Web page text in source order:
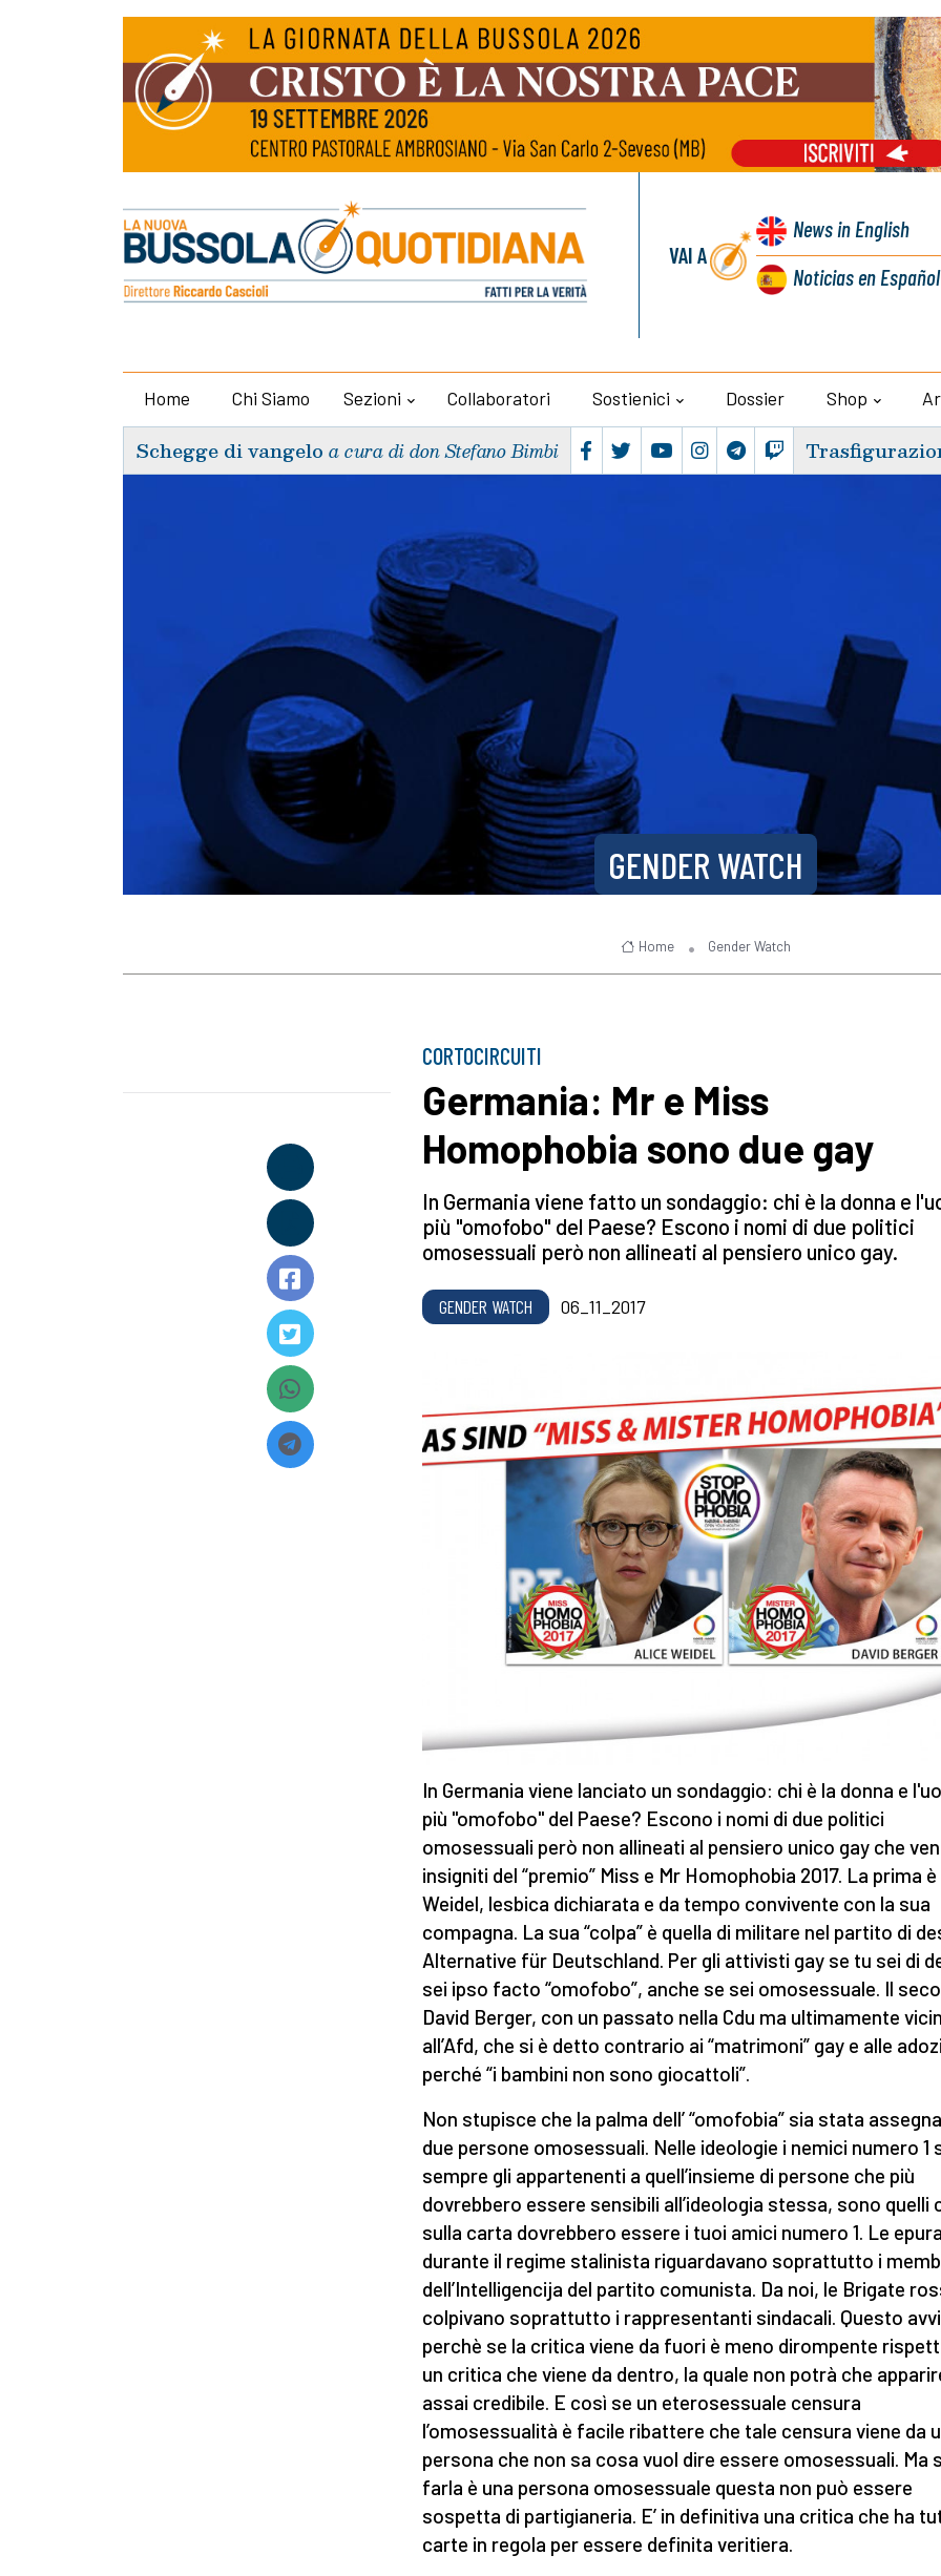
VAI A
Newsin English
Noticiasen Español
Home Chi Siamo Sezioni Collaboratori Sostienici Dossier Shop
Schegge di vangelo a cura di don Stefano Bimbi
GENDER WATCH
Home Gender Watch
CORTOCIRCUITI
Germania: Mr e Miss
Homophobia sono due gay
In Germania viene fatto un sondaggio: chi è la donna e
più "omofobo" del Paese? Escono i nomi di due politici
omosessuali però non allineati al pensiero unico gay.
GENDER WATCH 06_11_2017
In Germania viene lanciato un sondaggio: chi è la donna e
più "omofobo" del Paese? Escono i nomi di due politici
omosessuali però non allineati al pensiero unico gay che
insigniti del “premio” Miss e Mr Homophobia 2017. La prima
Weidel, lesbica dichiarata e da tempo convivente con la sua
compagna. La sua “colpa” è quella di militare nel partito di
Alternative für Deutschland. Per gli attivisti gay se tu sei di
sei ipso facto “omofobo”, anche se sei omosessuale. Il
David Berger, con un passato nella Cdu ma ultimamente
all’Afd, che si è detto contrario ai “matrimoni” gay e alle
perché “i bambini non sono giocattoli”.
Non stupisce che la palma dell’ “omofobia” sia stata
due persone omosessuali. Nelle ideologie i nemici numero 1
sempre gli appartenenti a quell’insieme di persone che più
dovrebbero essere sensibili all’ideologia stessa, sono quelli
sulla carta dovrebbero essere i tuoi amici numero 1. Le
durante il regime stalinista riguardavano soprattutto i
dell’Intelligencija del partito comunista. Da noi, le Brigate
colpivano soprattutto i rappresentanti sindacali. Questo
perchè se la critica viene da fuori è meno dirompente
un critica che viene da dentro, la quale non potrà che
assai credibile. E così se un eterosessuale censura
l’omosessualità è facile ribattere che tale censura viene da
persona che non sa cosa vuol dire essere omosessuali. Ma
farla è una persona omosessuale questa non può essere
sospetta di partigianeria. E’ in definitiva una critica che ha
carte in regola per essere definita veritiera.